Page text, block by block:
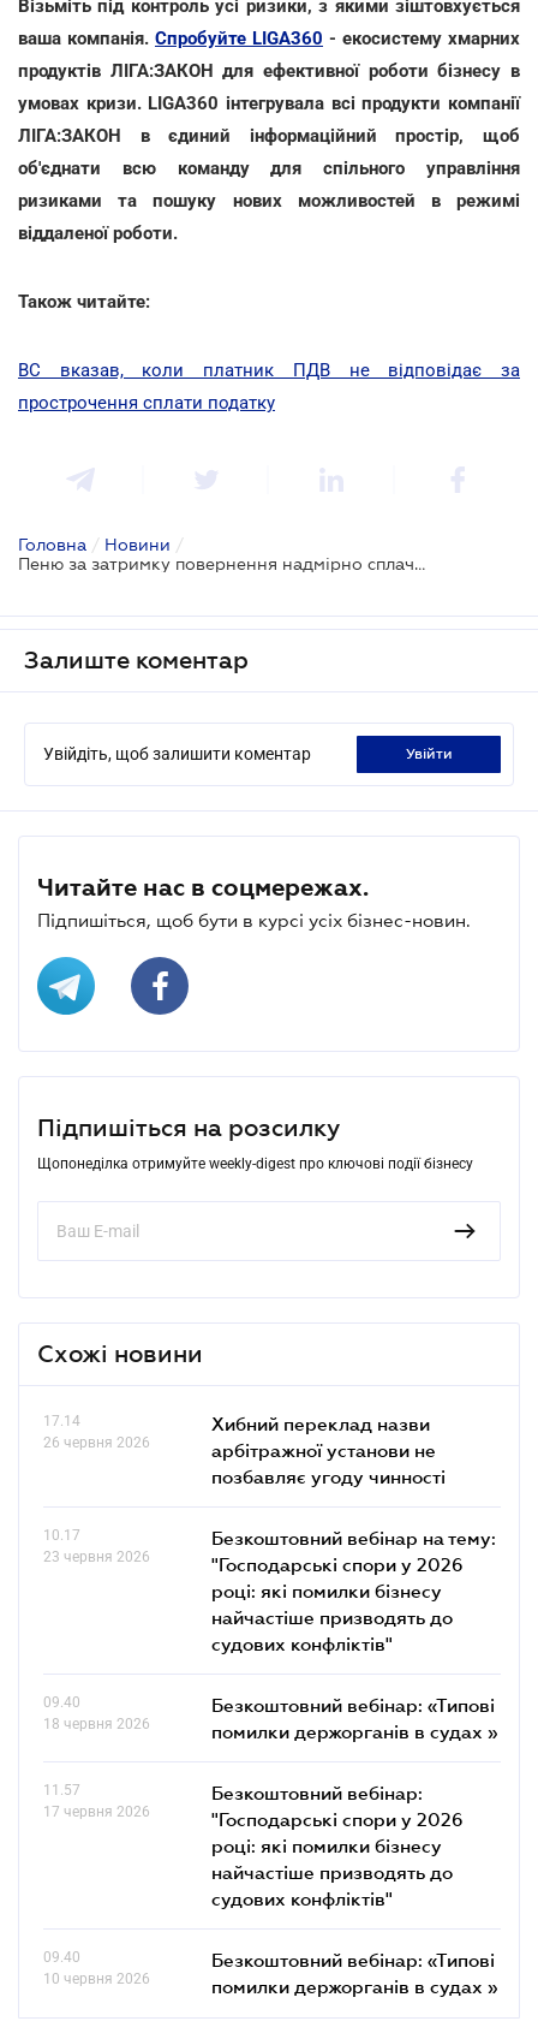
Візьміть під контроль усі ризики, з якими зіштовхується
ваша компанія. Спробуйте LIGA360 - екосистему хмарних
продуктів ЛІГА:ЗАКОН для ефективної роботи бізнесу в
умовах кризи. LIGA360 інтегрувала всі продукти компанії
ЛІГА:ЗАКОН в єдиний інформаційний простір, щоб
об'єднати всю команду для спільного управління
ризиками та пошуку нових можливостей в режимі
віддаленої роботи.
Також читайте:
ВС вказав, коли платник ПДВ не відповідає за
прострочення сплати податку
Головна / Новини /
Пеню за затримку повернення надмірно сплаченого ПДВ зобов'язані відшкодувати з Держбюджету
Залиште коментар
Увійдіть, щоб залишити коментар увійти
Читайте нас в соцмережах.
Підпишіться, щоб бути в курсі усіх бізнес-новин.
Підпишіться на розсилку
Щопонеділка отримуйте weekly-digest про ключові події бізнесу
Схожі новини
17.14
26 червня 2026
Хибний переклад назви
арбітражної установи не
позбавляє угоду чинності
10.17
23 червня 2026
Безкоштовний вебінар на тему:
"Господарські спори у 2026
році: які помилки бізнесу
найчастіше призводять до
судових конфліктів"
09.40
18 червня 2026
Безкоштовний вебінар: «Типові
помилки держорганів в судах »
11.57
17 червня 2026
Безкоштовний вебінар:
"Господарські спори у 2026
році: які помилки бізнесу
найчастіше призводять до
судових конфліктів"
09.40
10 червня 2026
Безкоштовний вебінар: «Типові
помилки держорганів в судах »